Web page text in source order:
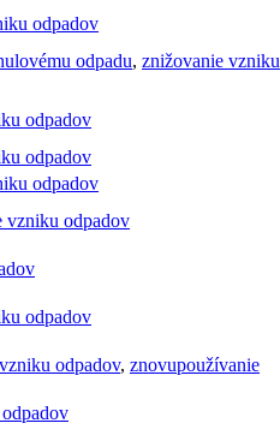
odpadov
odpadu, znižovanie vzniku
odpadov
odpadov
odpadov
vzniku odpadov
odpadov
odpadov, znovupoužívanie